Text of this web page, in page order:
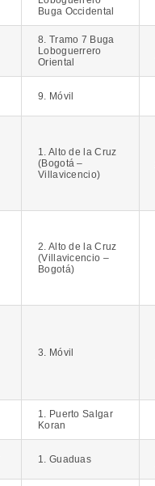
Buga Occidental
8. Tramo 7 Buga
Loboguerrero
Oriental
9. Móvil
1. Alto de la Cruz
(Bogotá –
Villavicencio)
2. Alto de la Cruz
(Villavicencio –
Bogotá)
3. Móvil
1. Puerto Salgar
Koran
1. Guaduas